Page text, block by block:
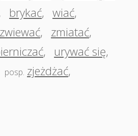
brykać, wiać,
zwiewać, zmiatać,
, urywać się,
posp. zjeżdżać,